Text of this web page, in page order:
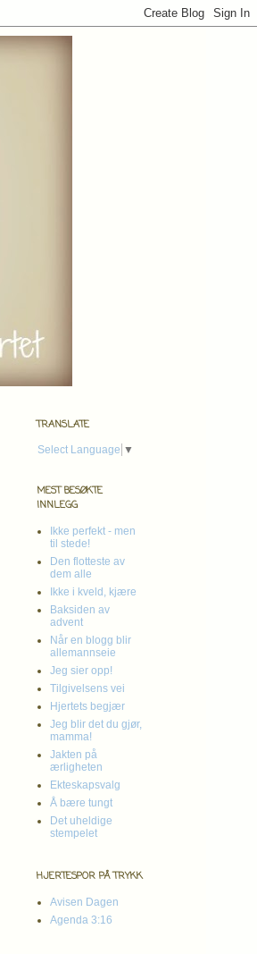
TRANSLATE
Select Language ▼
MEST BESØKTE
INNLEGG
Ikke perfekt - men
til stede!
Den flotteste av
dem alle
Ikke i kveld, kjære
Baksiden av
advent
Når en blogg blir
allemannseie
Jeg sier opp!
Tilgivelsens vei
Hjertets begjær
Jeg blir det du gjør,
mamma!
Jakten på
ærligheten
Ekteskapsvalg
Å bære tungt
Det uheldige
stempelet
HJERTESPOR PÅ TRYKK
Avisen Dagen
Agenda 3:16